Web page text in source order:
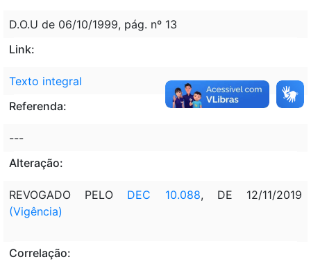
D.O.U de 06/10/1999, pág. nº 13
Link:
Texto integral
Referenda:
---
Alteração:
REVOGADO PELO DEC 10.088, DE 12/11/2019
(Vigência)
Correlação: